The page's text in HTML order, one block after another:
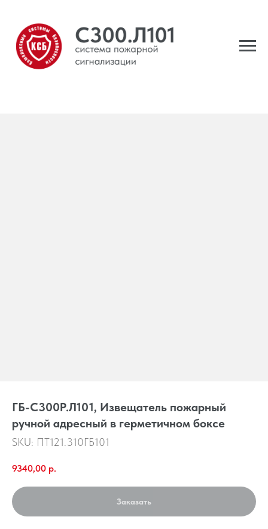
ГБ-С300Р.Л101, Извещатель пожарный
ручной адресный в герметичном боксе
SKU: ПТ121.310ГБ101
9340,00 р.
Заказать